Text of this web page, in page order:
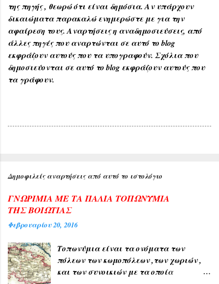
της πηγής , θεωρώ ότι είναι δημόσια. Αν υπάρχουν
δικαιώματα παρακαλώ ενημερώστε με για την
αφαίρεση τους. Αναρτήσεις η αναδημοσιεύσεις, από
άλλες πηγές που αναρτώνται σε αυτό το blog
εκφράζουν αυτούς που τα υπογραφούν. Σχόλια που
δημοσιεύονται σε αυτό το blog εκφράζουν αυτούς που
τα γράφουν.
Δημοφιλείς αναρτήσεις από αυτό το ιστολόγιο
ΓΝΩΡΙΜΙΑ ΜΕ ΤΑ ΠΑΛΙΑ ΤΟΠΩΝΥΜΙΑ
ΤΗΣ ΒΟΙΩΤΙΑΣ
Φεβρουαρίου 20, 2016
Τοπωνύμια είναι τα ονόματα των
πόλεων των κωμοπόλεων ,των χωριών ,
και των συνοικιών με τα οποία